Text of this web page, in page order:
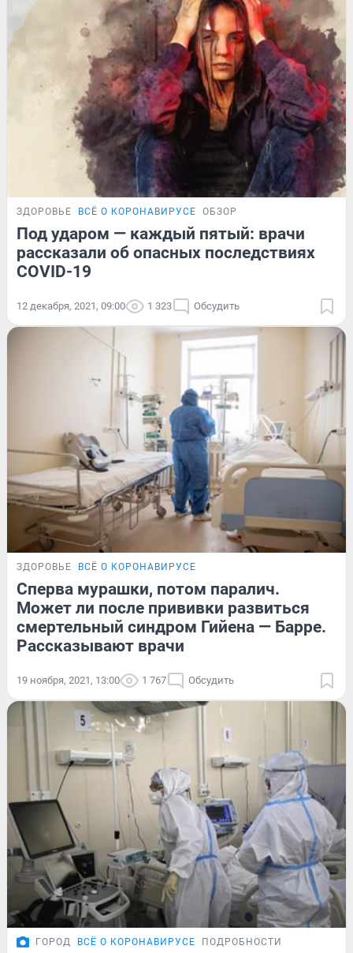
ЗДОРОВЬЕ ВСЁ О КОРОНАВИРУСЕ ОБЗОР
Под ударом — каждый пятый: врачи
рассказали об опасных последствиях
COVID-19
12 декабря, 2021, 09:00 1 323 Обсудить
ЗДОРОВЬЕ ВСЁ О КОРОНАВИРУСЕ
Сперва мурашки, потом паралич.
Может ли после прививки развиться
смертельный синдром Гийена — Барре.
Рассказывают врачи
19 ноября, 2021, 13:00 1 767 Обсудить
ГОРОД ВСЁ О КОРОНАВИРУСЕ ПОДРОБНОСТИ